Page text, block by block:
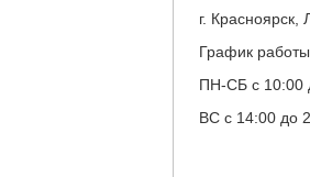
г. Красноярск,
График
ПН-СБ с 10:00
ВС с 14:00 до